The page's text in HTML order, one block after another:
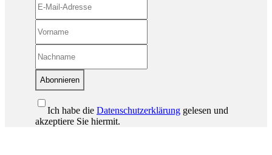
Abonnieren
Ich habe die Datenschutzerklärung gelesen und
akzeptiere Sie hiermit.